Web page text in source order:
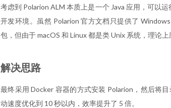
考虑到 Polarion ALM 本质上是一个 Java 应用，可以
开发环境。虽然 Polarion 官方文档只提供了
包，但由于 macOS 和 Linux 都是类 Unix 系统，理论上
解决思路
最终采用 Docker 容器的方式安装 Polarion，然后将
动速度优化到 10 秒以内，效率提升了 5 倍。